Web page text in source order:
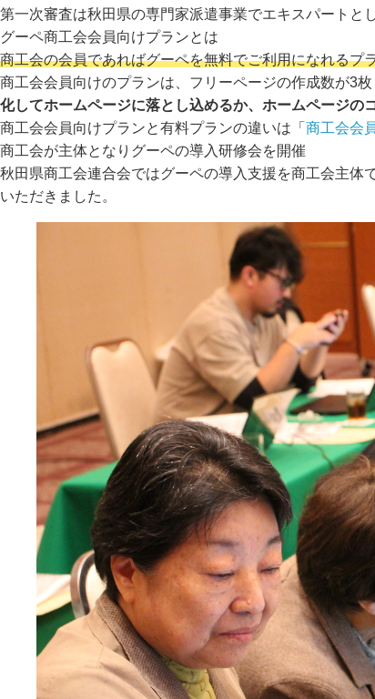
第一次審査は秋田県の専門家派遣事業でエキスパートと
グーペ商工会会員向けプランとは
商工会の会員であればグーペを無料でご利用になれるプ
商工会会員向けのプランは、フリーページの作成数が3
化してホームページに落とし込めるか、ホームページの
商工会会員向けプランと有料プランの違いは「 商工会会
商工会が主体となりグーペの導入研修会を開催
秋田県商工会連合会ではグーペの導入支援を商工会主体
いただきました。